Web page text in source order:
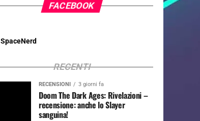
FACEBOOK
SpaceNerd
RECENTI
RECENSIONI 3 giorni fa
Doom The Dark Ages: Rivelazioni –
recensione: anche lo Slayer
sanguina!